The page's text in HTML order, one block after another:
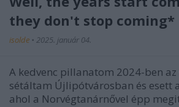
they don't stop coming*
isolde • 2025. január 04.
A kedvenc pillanatom 2024-ben
sétáltam Újlipótvárosban és esett
ahol a Norvégtanárnővel épp